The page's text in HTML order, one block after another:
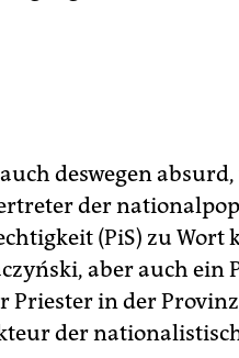
deswegen
der
(PiS) zu Wort
aber auch ein
Priester in der
der